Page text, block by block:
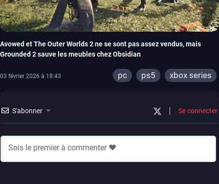
Avowed et The Outer Worlds 2 ne se sont pas assez vendus, mais
Grounded 2 sauve les meubles chez Obsidian
03 février 2026 à 18:43 pc ps5 xbox series
S'abonner Se connecter